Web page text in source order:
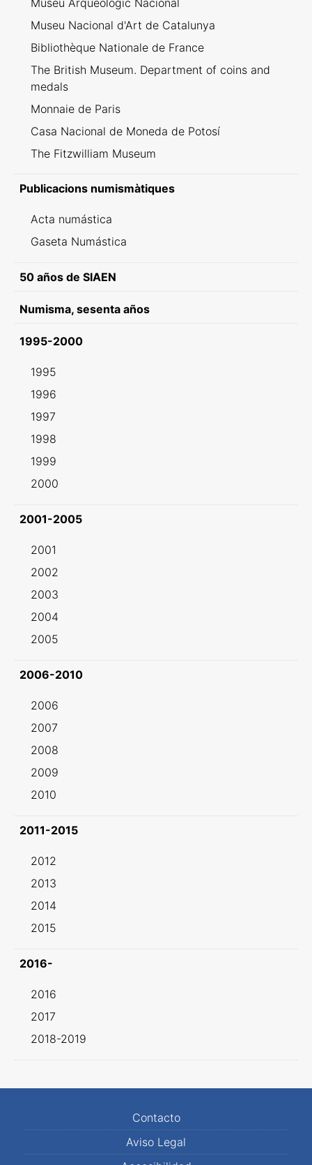
Museu Arqueològic Nacional
Museu Nacional d'Art de Catalunya
Bibliothèque Nationale de France
The British Museum. Department of coins and
medals
Monnaie de Paris
Casa Nacional de Moneda de Potosí
The Fitzwilliam Museum
Publicacions numismàtiques
Acta numástica
Gaseta Numástica
50 años de SIAEN
Numisma, sesenta años
1995-2000
1995
1996
1997
1998
1999
2000
2001-2005
2001
2002
2003
2004
2005
2006-2010
2006
2007
2008
2009
2010
2011-2015
2012
2013
2014
2015
2016-
2016
2017
2018-2019
Contacto
Aviso Legal